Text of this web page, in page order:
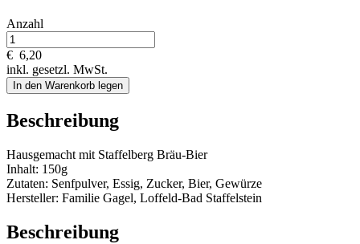
Anzahl
€ 6,20
inkl. gesetzl. MwSt.
In den Warenkorb legen
Beschreibung
Hausgemacht mit Staffelberg Bräu-Bier
Inhalt: 150g
Zutaten: Senfpulver, Essig, Zucker, Bier, Gewürze
Hersteller: Familie Gagel, Loffeld-Bad Staffelstein
Beschreibung